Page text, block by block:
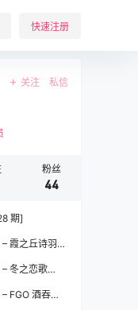
快速注册
关注 私信
粉丝
44
期]
霞之丘诗羽兔
冬之恋歌
FGO 酒吞童